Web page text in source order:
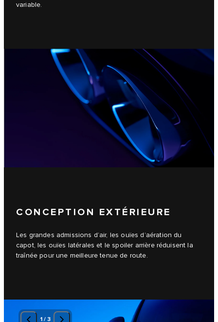
variable.
CONCEPTION EXTÉRIEURE
Les grandes admissions d’air, les ouïes d’aération du
capot, les ouïes latérales et le spoiler arrière réduisent la
traînée pour une meilleure tenue de route.
1/ 3